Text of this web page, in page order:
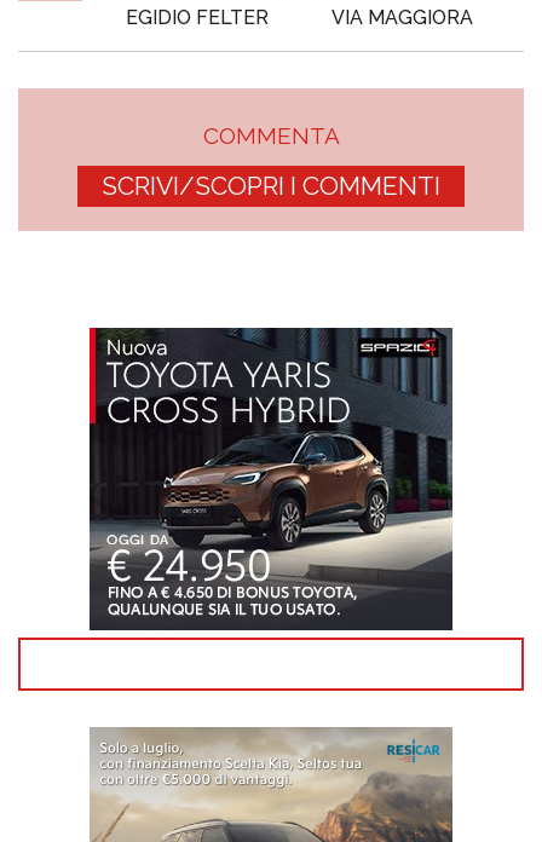
EGIDIO FELTER
VIA MAGGIORA
COMMENTA
SCRIVI/SCOPRI I COMMENTI